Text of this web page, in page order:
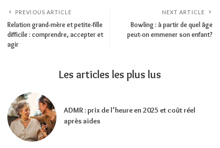
PREVIOUS ARTICLE
Relation grand-mère et petite-fille
difficile : comprendre, accepter et
agir
NEXT ARTICLE
Bowling : à partir de quel âge
peut-on emmener son enfant?
Les articles les plus lus
ADMR : prix de l’heure en 2025 et coût réel
après aides